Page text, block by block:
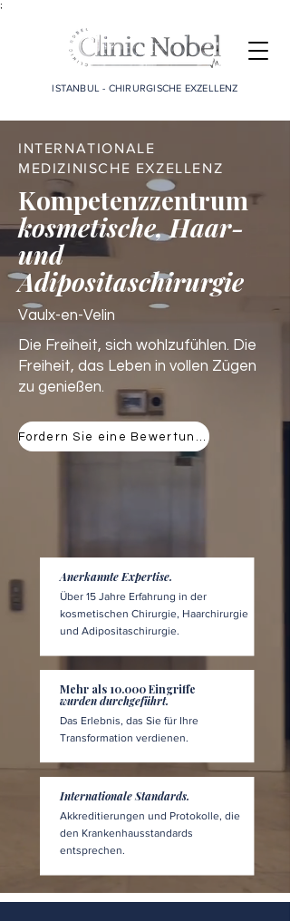
;
ISTANBUL - CHIRURGISCHE EXZELLENZ
INTERNATIONALE
MEDIZINISCHE EXZELLENZ
Kompetenzzentrum
kosmetische, Haar-
und
Adipositaschirurgie
Vaulx-en-Velin
Die Freiheit, sich wohlzufühlen. Die
Freiheit, das Leben in vollen Zügen
zu genießen.
Anerkannte Expertise.
Über 15 Jahre Erfahrung in der
kosmetischen Chirurgie, Haarchirurgie
und Adipositaschirurgie.
Mehr als 10.000 Eingriffe
wurden durchgeführt.
Das Erlebnis, das Sie für Ihre
Transformation verdienen.
Internationale Standards.
Akkreditierungen und Protokolle, die
den Krankenhausstandards
entsprechen.